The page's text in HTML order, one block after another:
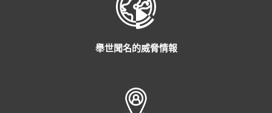
舉世聞名的威脅情報